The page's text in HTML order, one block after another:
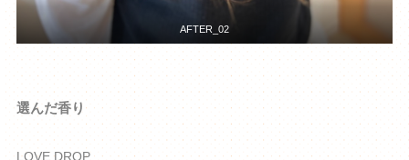
AFTER_02
選んだ香り
LOVE DROP